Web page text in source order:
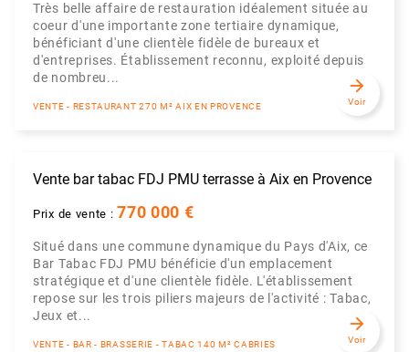
Très belle affaire de restauration idéalement située au
coeur d'une importante zone tertiaire dynamique,
bénéficiant d'une clientèle fidèle de bureaux et
d'entreprises. Établissement reconnu, exploité depuis
de nombreu...
VENTE - RESTAURANT 270 M² AIX EN PROVENCE
arrow_forward
Voir
Vente bar tabac FDJ PMU terrasse à Aix en Provence
Prix de vente : 770 000 €
Situé dans une commune dynamique du Pays d'Aix, ce
Bar Tabac FDJ PMU bénéficie d'un emplacement
stratégique et d'une clientèle fidèle. L'établissement
repose sur les trois piliers majeurs de l'activité : Tabac,
Jeux et...
VENTE - BAR - BRASSERIE - TABAC 140 M² CABRIES
arrow_forward
Voir